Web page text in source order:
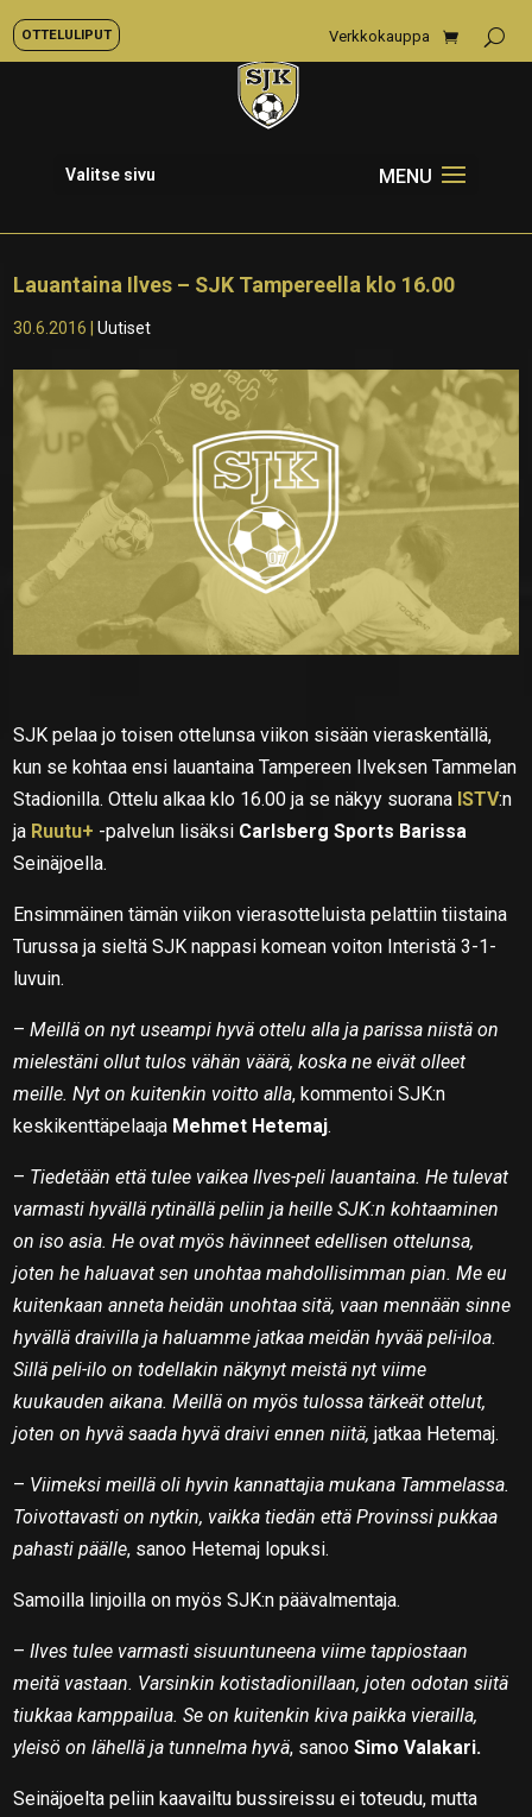
OTTELULIPUT Verkkokauppa
Valitse sivu
Lauantaina Ilves – SJK Tampereella klo 16.00
30.6.2016 |Uutiset
SJK pelaa jo toisen ottelunsa viikon sisään vieraskentällä,
kun se kohtaa ensi lauantaina Tampereen Ilveksen Tammelan
Stadionilla. Ottelu alkaa klo 16.00 ja se näkyy suorana ISTV:n
ja Ruutu+ -palvelun lisäksi Carlsberg Sports Barissa
Seinäjoella.
Ensimmäinen tämän viikon vierasotteluista pelattiin tiistaina
Turussa ja sieltä SJK nappasi komean voiton Interistä 3-1-
luvuin.
–Meillä on nyt useampi hyvä ottelu alla ja parissa niistä on
mielestäni ollut tulos vähän väärä, koska ne eivät olleet
meille. Nyt on kuitenkin voitto alla, kommentoi SJK:n
keskikenttäpelaaja Mehmet Hetemaj.
– Tiedetään että tulee vaikea Ilves-peli lauantaina. He tulevat
varmasti hyvällä rytinällä peliin ja heille SJK:n kohtaaminen
on iso asia. He ovat myös hävinneet edellisen ottelunsa,
joten he haluavat sen unohtaa mahdollisimman pian. Me eu
kuitenkaan anneta heidän unohtaa sitä, vaan mennään sinne
hyvällä draivilla ja haluamme jatkaa meidän hyvää peli-iloa.
Sillä peli-ilo on todellakin näkynyt meistä nyt viime
kuukauden aikana. Meillä on myös tulossa tärkeät ottelut,
joten on hyvä saada hyvä draivi ennen niitä, jatkaa Hetemaj.
– Viimeksi meillä oli hyvin kannattajia mukana Tammelassa.
Toivottavasti on nytkin, vaikka tiedän että Provinssi pukkaa
pahasti päälle, sanoo Hetemaj lopuksi.
Samoilla linjoilla on myös SJK:n päävalmentaja.
–Ilves tulee varmasti sisuuntuneena viime tappiostaan
meitä vastaan. Varsinkin kotistadionillaan, joten odotan siitä
tiukkaa kamppailua. Se on kuitenkin kiva paikka vierailla,
yleisö on lähellä ja tunnelma hyvä, sanoo Simo Valakari.
Seinäjoelta peliin kaavailtu bussireissu ei toteudu, mutta